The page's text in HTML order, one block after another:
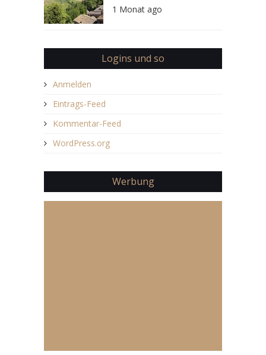
1 Monat ago
Logins und so
Anmelden
Eintrags-Feed
Kommentar-Feed
WordPress.org
Werbung